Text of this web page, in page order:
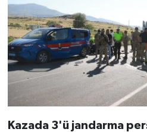
Kazada 3'ü jandarma